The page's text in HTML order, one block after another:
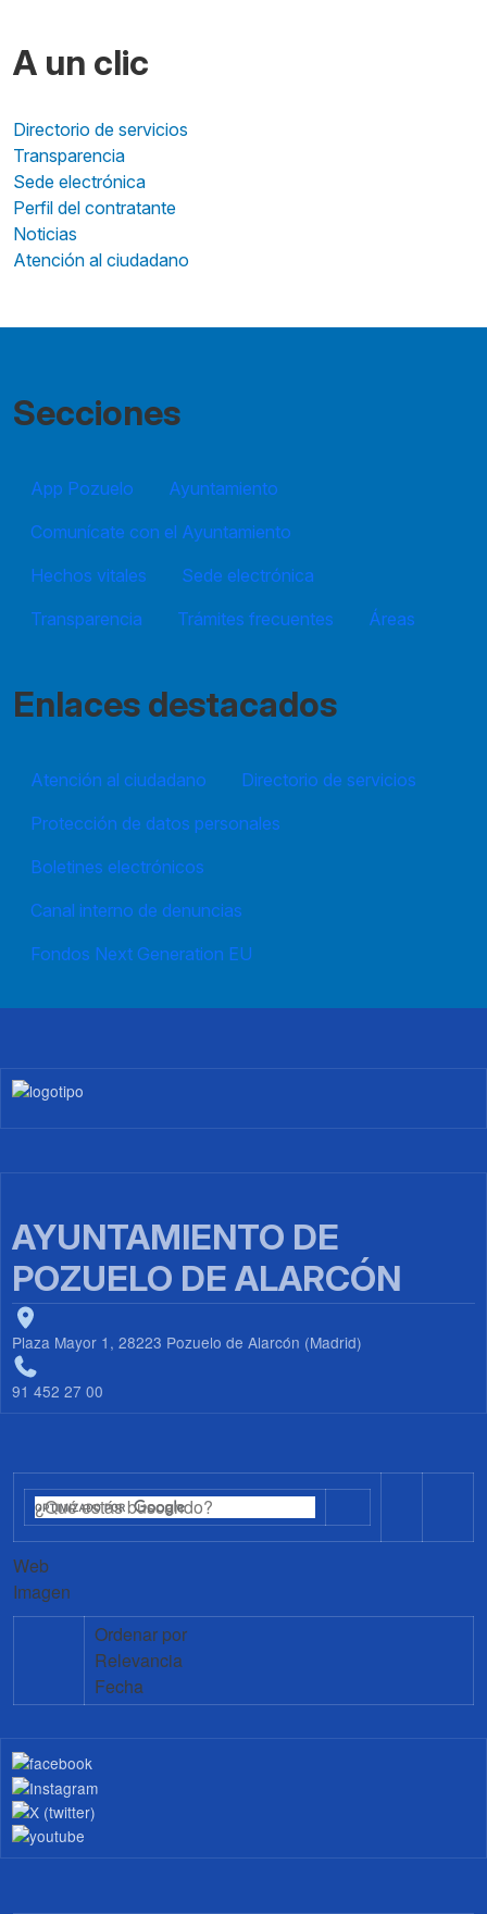
A un clic
Directorio de servicios
Transparencia
Sede electrónica
Perfil del contratante
Noticias
Atención al ciudadano
Secciones
App Pozuelo
Ayuntamiento
Comunícate con el Ayuntamiento
Hechos vitales
Sede electrónica
Transparencia
Trámites frecuentes Áreas
Enlaces destacados
Atención al ciudadano
Directorio de servicios
Protección de datos personales
Boletines electrónicos
Canal interno de denuncias
Fondos Next Generation EU
Imagen
AYUNTAMIENTO DE
POZUELO DE ALARCÓN
Plaza Mayor 1, 28223 Pozuelo de Alarcón (Madrid)
91 452 27 00
Web
Imagen
Ordenar por
Relevancia
Fecha